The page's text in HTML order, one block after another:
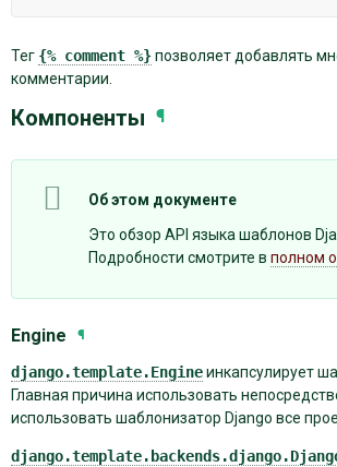
Тег {% comment %}позволяет добавлять
комментарии.
Компоненты ¶
Об этом документе
Это обзор API языка шаблонов
Подробности смотрите в полном
Engine ¶
django.template.Engineинкапсулирует
Главная причина использовать
использовать шаблонизатор Django все